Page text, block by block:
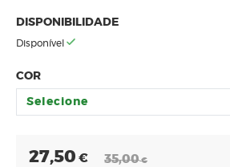
DISPONIBILIDADE
Disponível
COR
Selecione
27,50 € 35,00€